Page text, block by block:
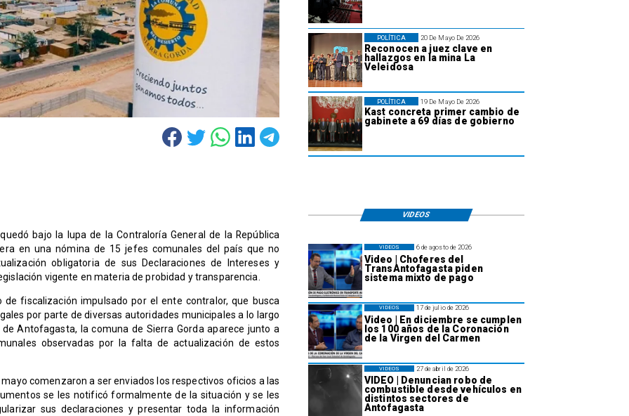
20 De Mayo De 2026
Reconocen a juez clave en
hallazgos en la mina La
Veleidosa
POLÍTICA
19 De Mayo De 2026
Kast concreta primer cambio de
gabinete a 69 días de gobierno
POLÍTICA
bajo la lupa de la Contraloría General de la República
en una nómina de 15 jefes comunales del país que no
obligatoria de sus Declaraciones de Intereses y
vigente en materia de probidad y transparencia.
fiscalización impulsado por el ente contralor, que busca
por parte de diversas autoridades municipales a lo largo
Antofagasta, la comuna de Sierra Gorda aparece junto a
observadas por la falta de actualización de estos
comenzaron a ser enviados los respectivos oficios a las
se les notificó formalmente de la situación y se les
sus declaraciones y presentar toda la información
VIDEOS
6 de agosto de 2026
Video | Choferes del
TransAntofagasta piden
sistema mixto de pago
VIDEOS
17 de julio de 2026
Video | En diciembre se cumplen
los 100 años de la Coronación
de la Virgen del Carmen
VIDEOS
27 de abril de 2026
VIDEO | Denuncian robo de
combustible desde vehículos en
distintos sectores de
Antofagasta
VIDEOS